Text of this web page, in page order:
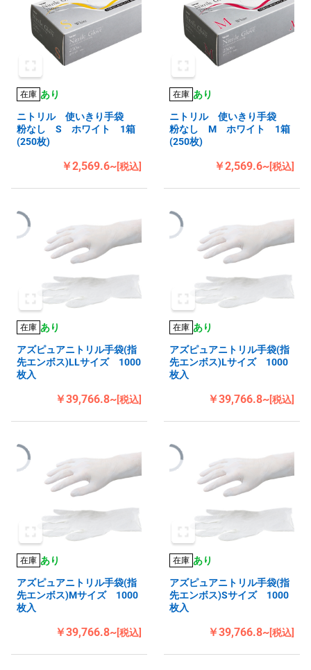
在庫 あり
ニトリル 使いきり手袋
粉なし S ホワイト 1箱
(250枚)
￥2,569.6~[税込]
在庫 あり
ニトリル 使いきり手袋
粉なし M ホワイト 1箱
(250枚)
￥2,569.6~[税込]
在庫 あり
アズピュアニトリル手袋(指
先エンボス)LLサイズ 1000
枚入
￥39,766.8~[税込]
在庫 あり
アズピュアニトリル手袋(指
先エンボス)Lサイズ 1000
枚入
￥39,766.8~[税込]
在庫 あり
アズピュアニトリル手袋(指
先エンボス)Mサイズ 1000
枚入
￥39,766.8~[税込]
在庫 あり
アズピュアニトリル手袋(指
先エンボス)Sサイズ 1000
枚入
￥39,766.8~[税込]